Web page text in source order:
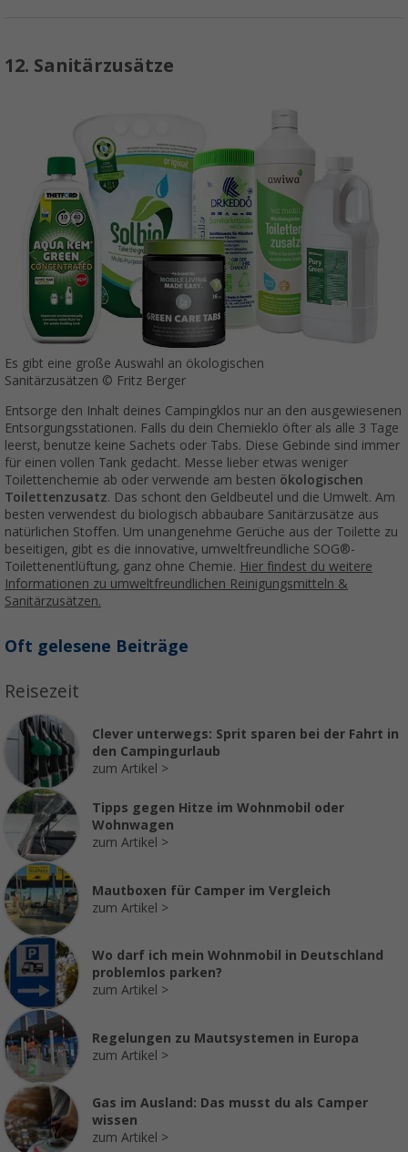
12. Sanitärzusätze
Es gibt eine große Auswahl an ökologischen
Sanitärzusätzen © Fritz Berger
Entsorge den Inhalt deines Campingklos nur an den ausgewiesenen
Entsorgungsstationen. Falls du dein Chemieklo öfter als alle 3 Tage
leerst, benutze keine Sachets oder Tabs. Diese Gebinde sind immer
für einen vollen Tank gedacht. Messe lieber etwas weniger
Toilettenchemie ab oder verwende am besten ökologischen
Toilettenzusatz. Das schont den Geldbeutel und die Umwelt. Am
besten verwendest du biologisch abbaubare Sanitärzusätze aus
natürlichen Stoffen. Um unangenehme Gerüche aus der Toilette zu
beseitigen, gibt es die innovative, umweltfreundliche SOG®-
Toilettenentlüftung, ganz ohne Chemie. Hier findest du weitere
Informationen zu umweltfreundlichen Reinigungsmitteln &
Sanitärzusätzen.
Oft gelesene Beiträge
Reisezeit
Clever unterwegs: Sprit sparen bei der Fahrt in
den Campingurlaub
zum Artikel
Tipps gegen Hitze im Wohnmobil oder
Wohnwagen
zum Artikel
Mautboxen für Camper im Vergleich
zum Artikel
Wo darf ich mein Wohnmobil in Deutschland
problemlos parken?
zum Artikel
Regelungen zu Mautsystemen in Europa
zum Artikel
Gas im Ausland: Das musst du als Camper
wissen
zum Artikel